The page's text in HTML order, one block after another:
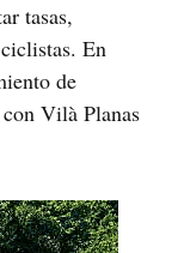
tasas,
En
de
Vilà Planas